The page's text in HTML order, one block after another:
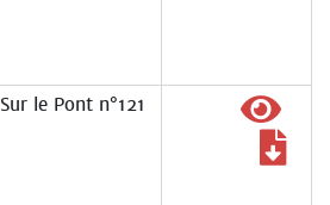
Sur le Pont n°121